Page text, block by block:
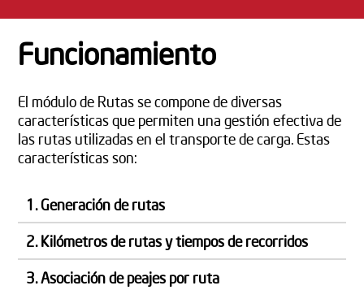
Funcionamiento
El módulo de Rutas se compone de diversas
características que permiten una gestión efectiva de
las rutas utilizadas en el transporte de carga. Estas
características son:
1. Generación de rutas
2. Kilómetros de rutas y tiempos de recorridos
3. Asociación de peajes por ruta